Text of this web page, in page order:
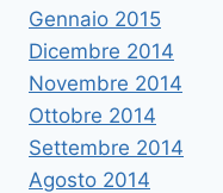
Gennaio 2015
Dicembre 2014
Novembre 2014
Ottobre 2014
Settembre 2014
Agosto 2014